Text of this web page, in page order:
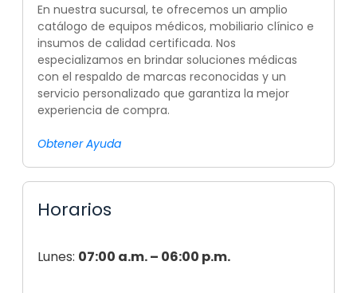
En nuestra sucursal, te ofrecemos un amplio
catálogo de equipos médicos, mobiliario clínico e
insumos de calidad certificada. Nos
especializamos en brindar soluciones médicas
con el respaldo de marcas reconocidas y un
servicio personalizado que garantiza la mejor
experiencia de compra.
Obtener Ayuda
Horarios
Lunes: 07:00 a.m. – 06:00 p.m.